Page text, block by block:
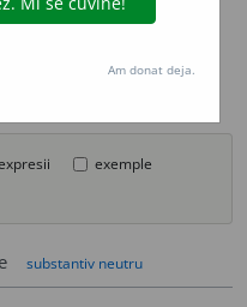
pe pagina de
exemple
substantiv neutru
Am donat deja.